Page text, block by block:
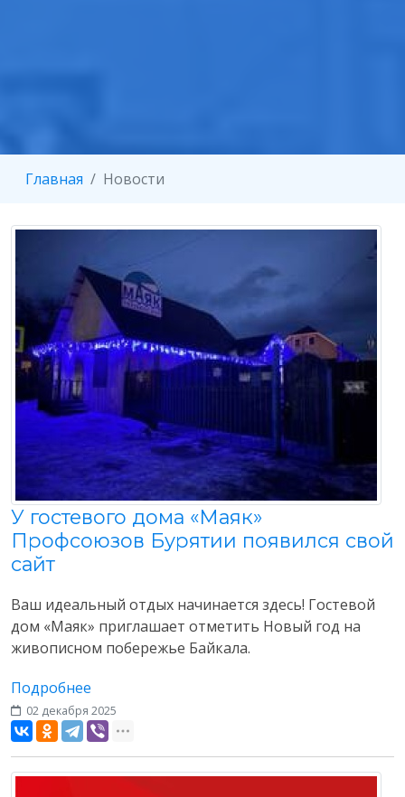
Главная Новости
У гостевого дома «Маяк»
Профсоюзов Бурятии появился свой
сайт
Ваш идеальный отдых начинается здесь! Гостевой
дом «Маяк» приглашает отметить Новый год на
живописном побережье Байкала.
Подробнее
02 декабря 2025